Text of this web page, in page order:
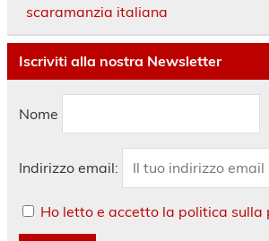
scaramanzia italiana
Iscriviti alla nostra Newsletter
Nome
Indirizzo email:
Ho letto e accetto la politica sulla